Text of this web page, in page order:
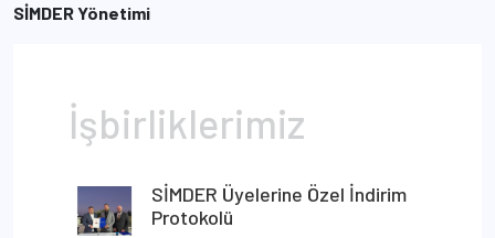
SİMDER Yönetimi
İşbirliklerimiz
SİMDER Üyelerine Özel İndirim
Protokolü